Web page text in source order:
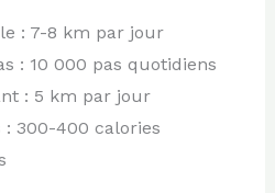
: 7-8 km par jour
: 10 000 pas quotidiens
: 5 km par jour
: 300-400 calories